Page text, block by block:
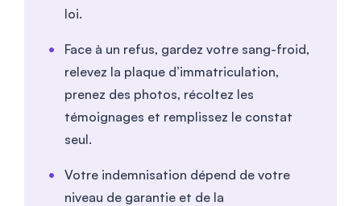
loi.
Face à un refus, gardez votre sang-froid,
relevez la plaque d’immatriculation,
prenez des photos, récoltez les
témoignages et remplissez le constat
seul.
Votre indemnisation dépend de votre
niveau de garantie et de la